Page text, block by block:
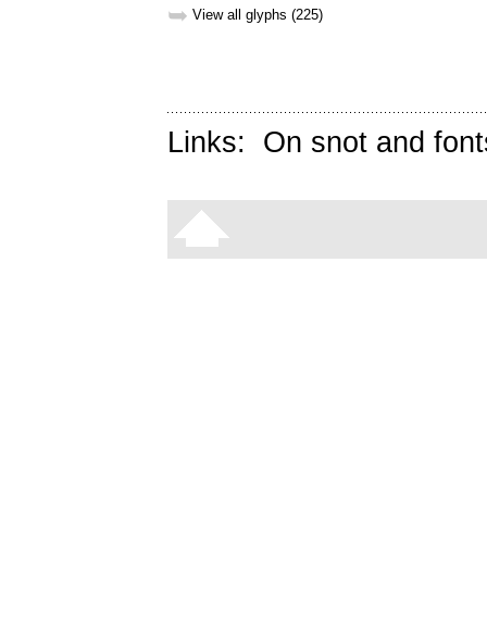
➥ View all glyphs (225)
Links: On snot and